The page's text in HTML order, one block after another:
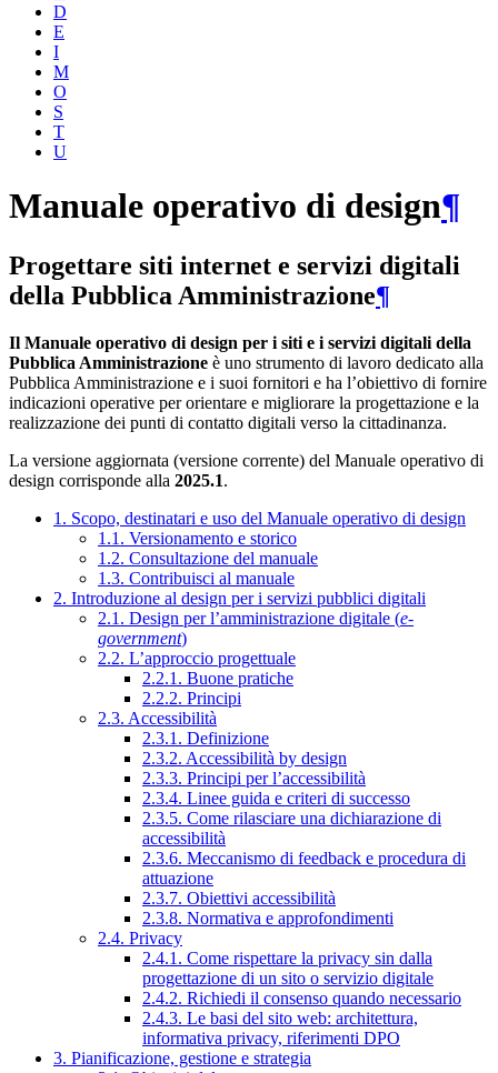
D
E
I
M
O
S
T
U
Manuale operativo di design¶
Progettare siti internet e servizi digitali
della Pubblica Amministrazione¶
Il Manuale operativo di design per i siti e i servizi digitali della
Pubblica Amministrazione è uno strumento di lavoro dedicato alla
Pubblica Amministrazione e i suoi fornitori e ha l’obiettivo di fornire
indicazioni operative per orientare e migliorare la progettazione e la
realizzazione dei punti di contatto digitali verso la cittadinanza.
La versione aggiornata (versione corrente) del Manuale operativo di
design corrisponde alla 2025.1.
1. Scopo, destinatari e uso del Manuale operativo di design
1.1. Versionamento e storico
1.2. Consultazione del manuale
1.3. Contribuisci al manuale
2. Introduzione al design per i servizi pubblici digitali
2.1. Design per l’amministrazione digitale (e-
government)
2.2. L’approccio progettuale
2.2.1. Buone pratiche
2.2.2. Principi
2.3. Accessibilità
2.3.1. Definizione
2.3.2. Accessibilità by design
2.3.3. Principi per l’accessibilità
2.3.4. Linee guida e criteri di successo
2.3.5. Come rilasciare una dichiarazione di
accessibilità
2.3.6. Meccanismo di feedback e procedura di
attuazione
2.3.7. Obiettivi accessibilità
2.3.8. Normativa e approfondimenti
2.4. Privacy
2.4.1. Come rispettare la privacy sin dalla
progettazione di un sito o servizio digitale
2.4.2. Richiedi il consenso quando necessario
2.4.3. Le basi del sito web: architettura,
informativa privacy, riferimenti DPO
3. Pianificazione, gestione e strategia